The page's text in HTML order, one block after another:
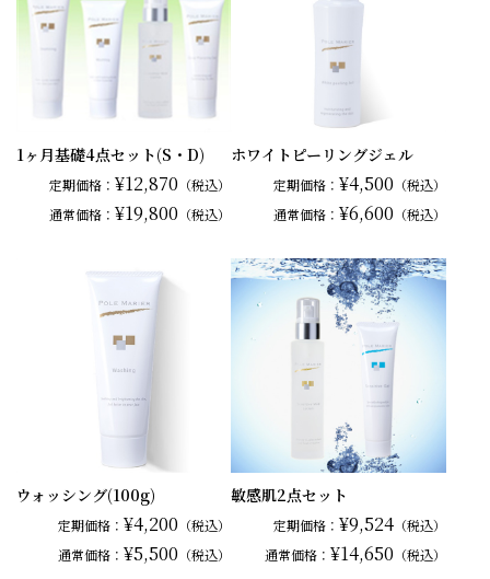
1ヶ月基礎4点セット(S・D)
定期価格：¥12,870 （税込）
通常価格：¥19,800 （税込）
ホワイトピーリングジェル
定期価格： ¥4,500 （税込）
通常価格： ¥6,600 （税込）
ウォッシング(100g)
定期価格：¥4,200 （税込）
通常価格：¥5,500 （税込）
敏感肌2点セット
定期価格： ¥9,524（税込）
通常価格： ¥14,650 （税込）